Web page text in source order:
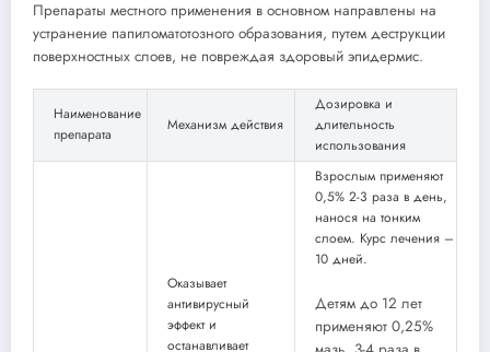
Препараты местного применения в основном направлены на
устранение папиломатотозного образования, путем деструкции
поверхностных слоев, не повреждая здоровый эпидермис.
Наименование
препарата
Механизм действия
Дозировка и
длительность
использования
Оказывает
антивирусный
эффект и
останавливает
Взрослым применяют
0,5% 2-3 раза в день,
нанося на тонким
слоем. Курс лечения –
10 дней.
Детям до 12 лет
применяют 0,25%